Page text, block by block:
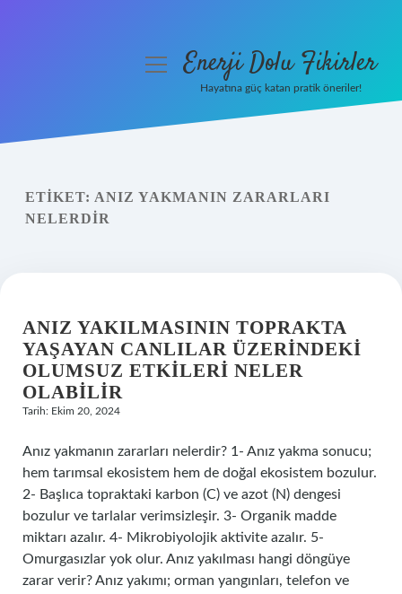
Yasal Uyarı
menüyüEnerji Dolu Fikirler
Hayatına güç katan pratik öneriler!
ETIKET: ANIZ YAKMANIN ZARARLARI
NELERDIR
ANIZ YAKILMASININ TOPRAKTA
YAŞAYAN CANLILAR ÜZERINDEKI
OLUMSUZ ETKILERI NELER
OLABILIR
Tarih: Ekim 20, 2024
Anız yakmanın zararları nelerdir? 1- Anız yakma sonucu;
hem tarımsal ekosistem hem de doğal ekosistem bozulur.
2- Başlıca topraktaki karbon (C) ve azot (N) dengesi
bozulur ve tarlalar verimsizleşir. 3- Organik madde
miktarı azalır. 4- Mikrobiyolojik aktivite azalır. 5-
Omurgasızlar yok olur. Anız yakılması hangi döngüye
zarar verir? Anız yakımı; orman yangınları, telefon ve